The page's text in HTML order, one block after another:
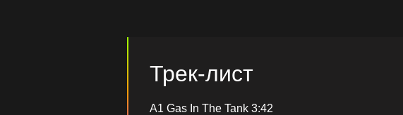
Трек-лист
A1 Gas In The Tank 3:42